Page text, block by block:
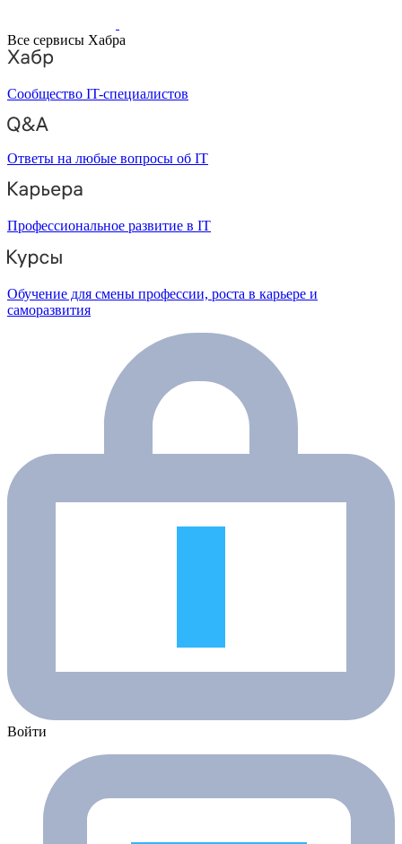
Все сервисы Хабра
Сообщество IT-специалистов
Ответы на любые вопросы об IT
Профессиональное развитие в IT
Обучение для смены профессии, роста в карьере и
саморазвития
Войти